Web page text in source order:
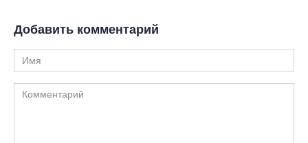
Добавить комментарий
Имя
Комментарий